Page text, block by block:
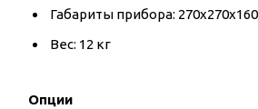
Габариты прибора:
Вес: 12 кг
Опции